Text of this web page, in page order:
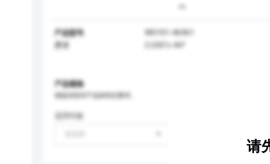
产品型号
WS101-46361
2.25D"x 4H''
产品规格
适用年龄
请